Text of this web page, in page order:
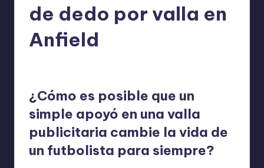
de dedo por valla en
Anfield
¿Cómo es posible que un
simple apoyó en una valla
publicitaria cambie la vida de
un futbolista para siempre?